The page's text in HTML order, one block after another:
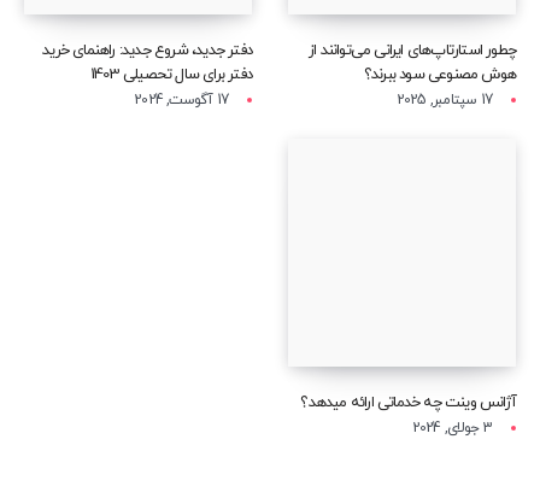
چطور استارتاپ‌های ایرانی می‌توانند از
هوش مصنوعی سود ببرند؟
17 سپتامبر, 2025
دفتر جدید، شروع جدید: راهنمای خرید
دفتر برای سال تحصیلی 1403
17 آگوست, 2024
آژانس وینت چه خدماتی ارائه میدهد؟
3 جولای, 2024